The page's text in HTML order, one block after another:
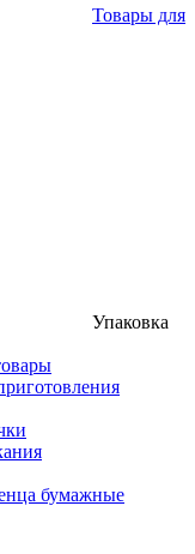
Товары для
Упаковка
бумажные